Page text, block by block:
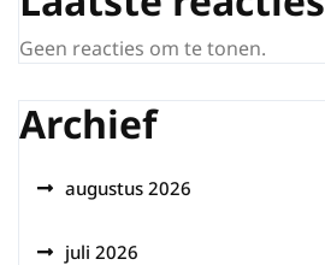
Geen reacties om te tonen.
Archief
augustus 2026
juli 2026